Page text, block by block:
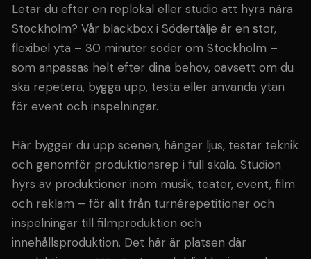
Letar du efter en replokal eller studio att hyra nära
Stockholm? Vår blackbox i Södertälje är en stor,
flexibel yta – 30 minuter söder om Stockholm –
som anpassas helt efter dina behov, oavsett om du
ska repetera, bygga upp, testa eller använda ytan
för event och inspelningar.
Här bygger du upp scenen, hänger ljus, testar teknik
och genomför produktionsrep i full skala. Studion
hyrs av produktioner inom musik, teater, event, film
och reklam – för allt från turnérepetitioner och
inspelningar till filmproduktion och
innehållsproduktion. Det här är platsen där